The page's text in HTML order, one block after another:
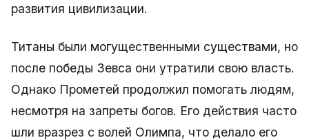
развития цивилизации.
Титаны были могущественными существами, но
после победы Зевса они утратили свою власть.
Однако Прометей продолжил помогать людям,
несмотря на запреты богов. Его действия часто
шли вразрез с волей Олимпа, что делало его